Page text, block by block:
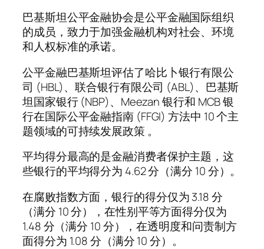
巴基斯坦公平金融协会是公平金融国际组织
的成员，致力于加强金融机构对社会、环境
和人权标准的承诺。
公平金融巴基斯坦评估了哈比卜银行有限公
司 (HBL)、联合银行有限公司 (ABL)、巴基斯
坦国家银行 (NBP)、Meezan 银行和 MCB 银
行在国际公平金融指南 (FFGI) 方法中 10 个主
题领域的可持续发展政策 。
平均得分最高的是金融消费者保护主题，这
些银行的平均得分为 4.62 分（满分 10 分）。
在腐败指数方面，银行的得分仅为 3.18 分
（满分 10 分），在性别平等方面得分仅为
1.48 分（满分 10 分），在透明度和问责制方
面得分为 1.08 分（满分 10 分）。